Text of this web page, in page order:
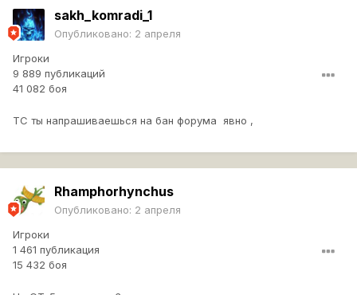
sakh_komradi_1
Опубликовано: 2 апреля
Игроки
9 889 публикаций
41 082 боя
ТС ты напрашиваешься на бан форума явно ,
Rhamphorhynchus
Опубликовано: 2 апреля
Игроки
1 461 публикация
15 432 боя